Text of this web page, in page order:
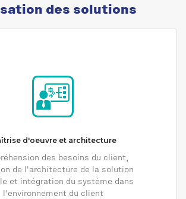
des solutions
d'oeuvre et architecture
des besoins du client,
de l'architecture de la solution
et intégration du système dans
l'environnement du client